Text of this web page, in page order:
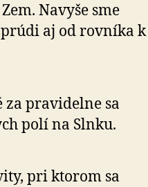
Navyše sme
aj od rovníka k
za pravidelne sa
polí na Slnku.
pri ktorom sa